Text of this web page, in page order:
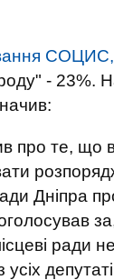
СОЦИС,
- 23%.
про те, що
Дніпра
ради